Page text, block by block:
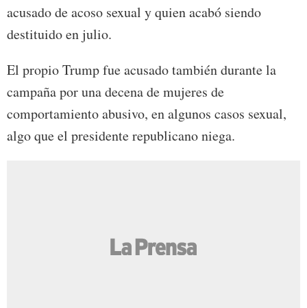
acusado de acoso sexual y quien acabó siendo
destituido en julio.
El propio Trump fue acusado también durante la
campaña por una decena de mujeres de
comportamiento abusivo, en algunos casos sexual,
algo que el presidente republicano niega.